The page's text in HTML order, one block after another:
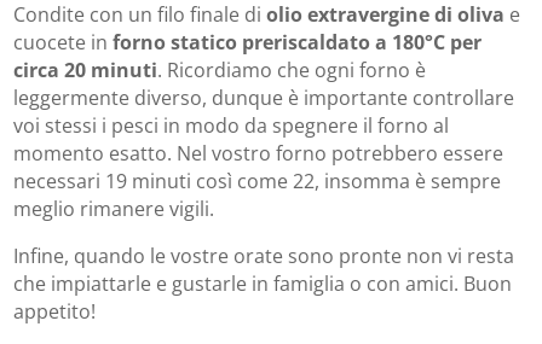
Condite con un filo finale diolio extravergine di oliva e
cuocete inforno statico preriscaldato a 180°C per
circa 20 minuti. Ricordiamo che ogni forno è
leggermente diverso, dunque è importante controllare
voi stessi i pesci in modo da spegnere il forno al
momento esatto. Nel vostro forno potrebbero essere
necessari 19 minuti così come 22, insomma è sempre
meglio rimanere vigili.
Infine, quando le vostre orate sono pronte non vi resta
che impiattarle e gustarle in famiglia o con amici. Buon
appetito!